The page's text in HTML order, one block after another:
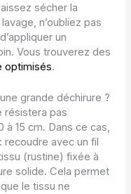
sécher la
n’oubliez pas
un
Vous trouverez des
optimisés.
grande déchirure ?
résistera pas
à 15 cm. Dans ce cas,
recoudre avec un fil
(rustine) fixée à
solide. Cela permet
le tissu ne